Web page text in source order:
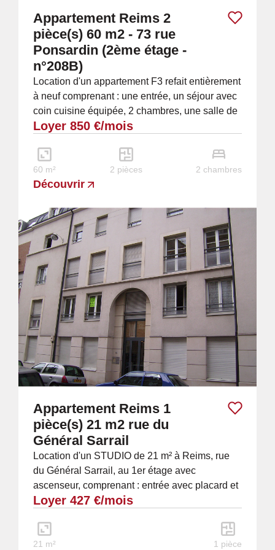
Appartement Reims 2
pièce(s) 60 m2 - 73 rue
Ponsardin (2ème étage -
n°208B)
Location d'un appartement F3 refait entièrement
à neuf comprenant : une entrée, un séjour avec
coin cuisine équipée, 2 chambres, une salle de
bains (baignoire et meuble vasque),...
Loyer 850 €/mois
60 m² 2 pièces 2 chambres
Découvrir
Appartement Reims 1
pièce(s) 21 m2 rue du
Général Sarrail
Location d'un STUDIO de 21 m² à Reims, rue
du Général Sarrail, au 1er étage avec
ascenseur, comprenant : entrée avec placard et
coin cuisine équipé (2 plaques électriques et...
Loyer 427 €/mois
21 m² 1 pièce